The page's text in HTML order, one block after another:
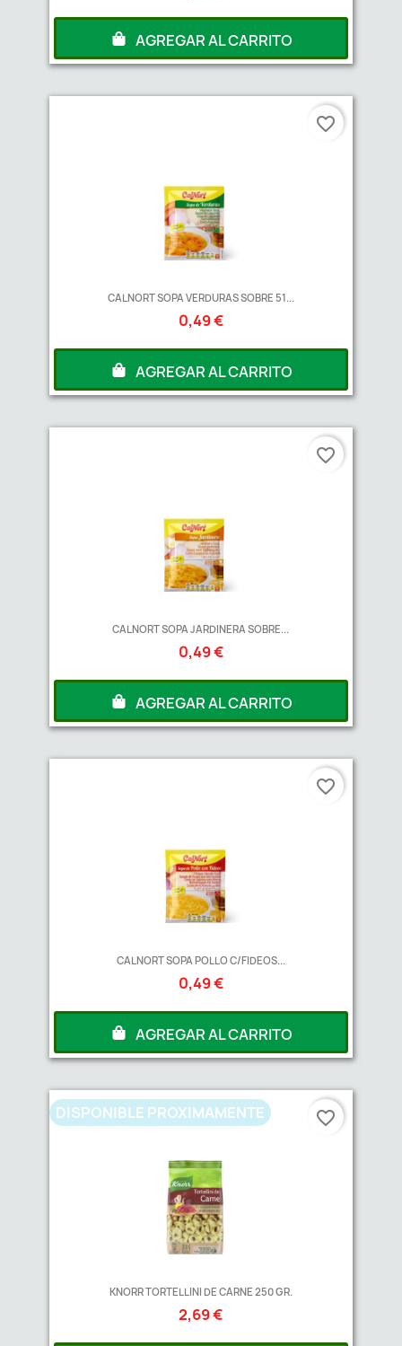
AGREGAR AL CARRITO
CALNORT SOPA VERDURAS SOBRE 51...
0,49 €
AGREGAR AL CARRITO
favorite_border
CALNORT SOPA JARDINERA SOBRE...
0,49 €
AGREGAR AL CARRITO
favorite_border
CALNORT SOPA POLLO C/FIDEOS...
0,49 €
AGREGAR AL CARRITO
favorite_border
KNORR TORTELLINI DE CARNE 250 GR.
2,69 €
DISPONIBLE PROXIMAMENTE favorite_border